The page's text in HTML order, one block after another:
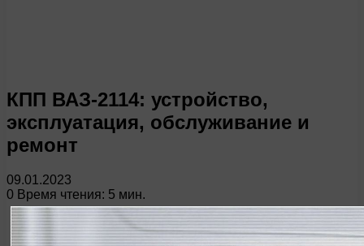
КПП ВАЗ-2114: устройство,
эксплуатация, обслуживание и
ремонт
09.01.2023
0 Время чтения: 5 мин.